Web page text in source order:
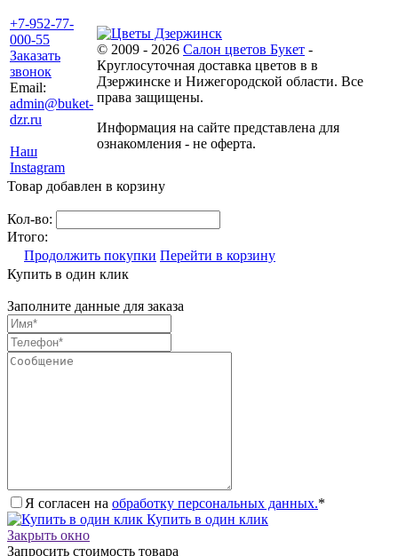
+7-952-77-
000-55
Заказать
звонок
Email:
admin@buket-
dzr.ru
Наш
Instagram
© 2009 - 2026 Салон цветов Букет -
Круглосуточная доставка цветов в в
Дзержинске и Нижегородской области. Все
права защищены.
Информация на сайте представлена для
ознакомления - не оферта.
Товар добавлен в корзину
Кол-во:
Итого:
Продолжить покупки Перейти в корзину
Купить в один клик
Заполните данные для заказа
Я согласен на обработку персональных данных.*
Купить в один клик
Закрыть окно
Запросить стоимость товара